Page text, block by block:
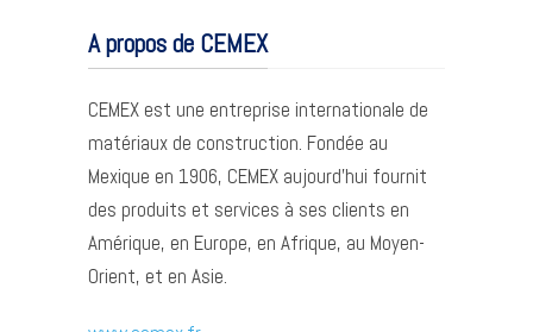
A propos de CEMEX
CEMEX est une entreprise internationale de
matériaux de construction. Fondée au
Mexique en 1906, CEMEX aujourd’hui fournit
des produits et services à ses clients en
Amérique, en Europe, en Afrique, au Moyen-
Orient, et en Asie.